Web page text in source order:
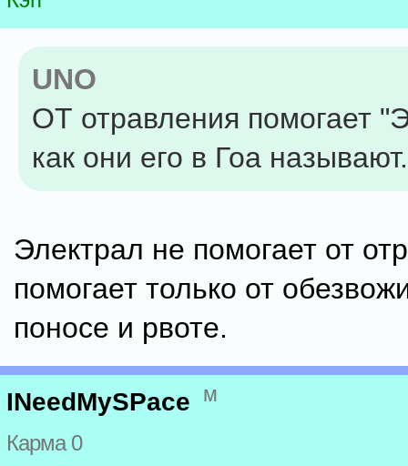
UNO
ОТ отравления помогает
как они его в Гоа называют.
Электрал не помогает от
помогает только от
поносе и рвоте.
INeedMySPace м
Карма 0